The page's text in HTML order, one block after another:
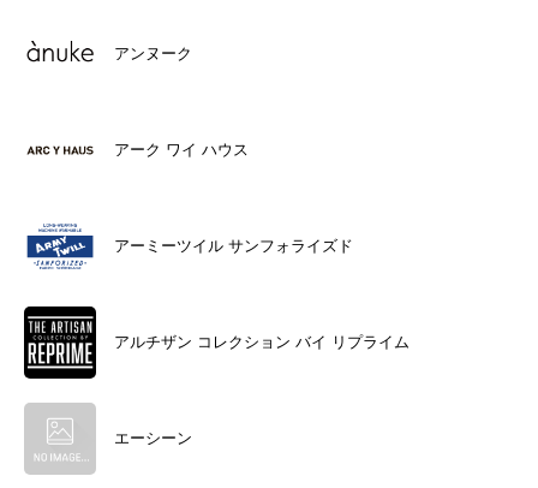
アンヌーク
アーク ワイ ハウス
アーミーツイル サンフォライズド
アルチザン コレクション バイ リプライム
エーシーン